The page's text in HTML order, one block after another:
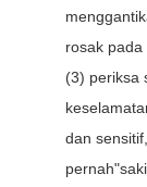
rosak
(3) periksa
dan